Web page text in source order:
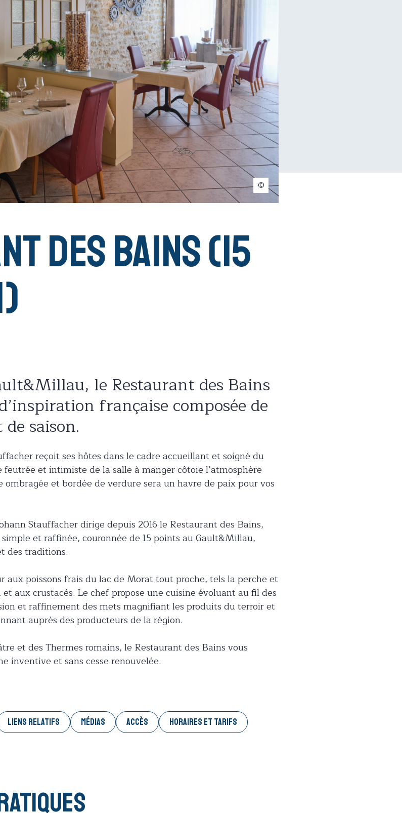
Restaurant des Bains
des Bains (15
le Restaurant des Bains
française composée de
saison.
reçoit ses hôtes dans le cadre accueillant et soigné du
feutrée et intimiste de la salle à manger côtoie l’atmosphère
et bordée de verdure sera un havre de paix pour vos
Stauffacher dirige depuis 2016 le Restaurant des Bains,
et raffinée, couronnée de 15 points au Gault&Millau,
des traditions.
aux poissons frais du lac de Morat tout proche, tels la perche et
aux crustacés. Le chef propose une cuisine évoluant au fil des
et raffinement des mets magnifiant les produits du terroir et
auprès des producteurs de la région.
et des Thermes romains, le Restaurant des Bains vous
inventive et sans cesse renouvelée.
LIENS RELATIFS MÉDIAS ACCÈS HORAIRES ET TARIFS